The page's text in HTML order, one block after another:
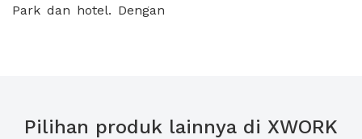
Park dan hotel. Dengan
Pilihan produk lainnya di XWORK